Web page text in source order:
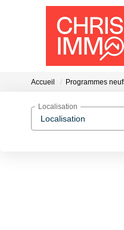
Accueil Programmes
Localisation
Localisation